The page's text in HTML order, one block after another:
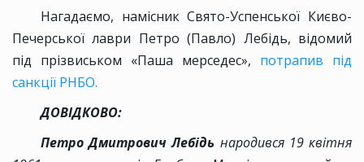
Нагадаємо, намісник Свято-Успенської Києво-
Печерської лаври Петро (Павло) Лебідь, відомий
під прізвиськом «Паша мерседес», потрапив під
санкції РНБО.
ДОВІДКОВО:
Петро Дмитрович Лебідь народився 19 квітня